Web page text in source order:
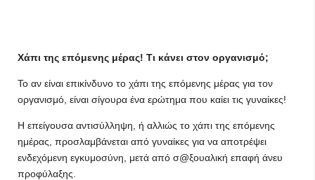
Χάπι της επόμενης μέρας! Τι κάνει στον οργανισμό;
Το αν είναι επικίνδυνο το χάπι της επόμενης μέρας για τον
οργανισμό, είναι σίγουρα ένα ερώτημα που καίει τις γυναίκες!
Η επείγουσα αντισύλληψη, ή αλλιώς το χάπι της επόμενης
ημέρας, προσλαμβάνεται από γυναίκες για να αποτρέψει
ενδεχόμενη εγκυμοσύνη, μετά από σ@ξουαλική επαφή άνευ
προφύλαξης.